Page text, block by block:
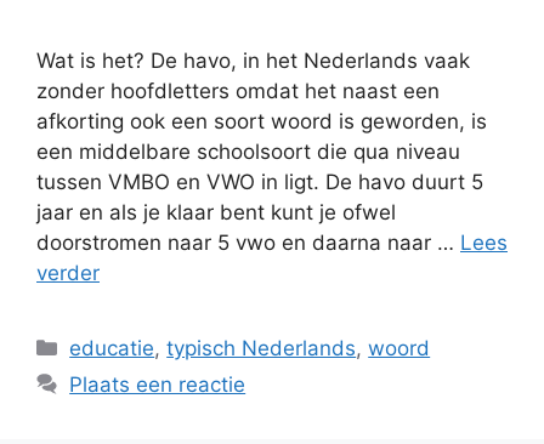
Wat is het? De havo, in het Nederlands vaak
zonder hoofdletters omdat het naast een
afkorting ook een soort woord is geworden, is
een middelbare schoolsoort die qua niveau
tussen VMBO en VWO in ligt. De havo duurt 5
jaar en als je klaar bent kunt je ofwel
doorstromen naar 5 vwo en daarna naar … Lees
verder
Categorieën
educatie,typisch Nederlands,woord
Plaats een reactie